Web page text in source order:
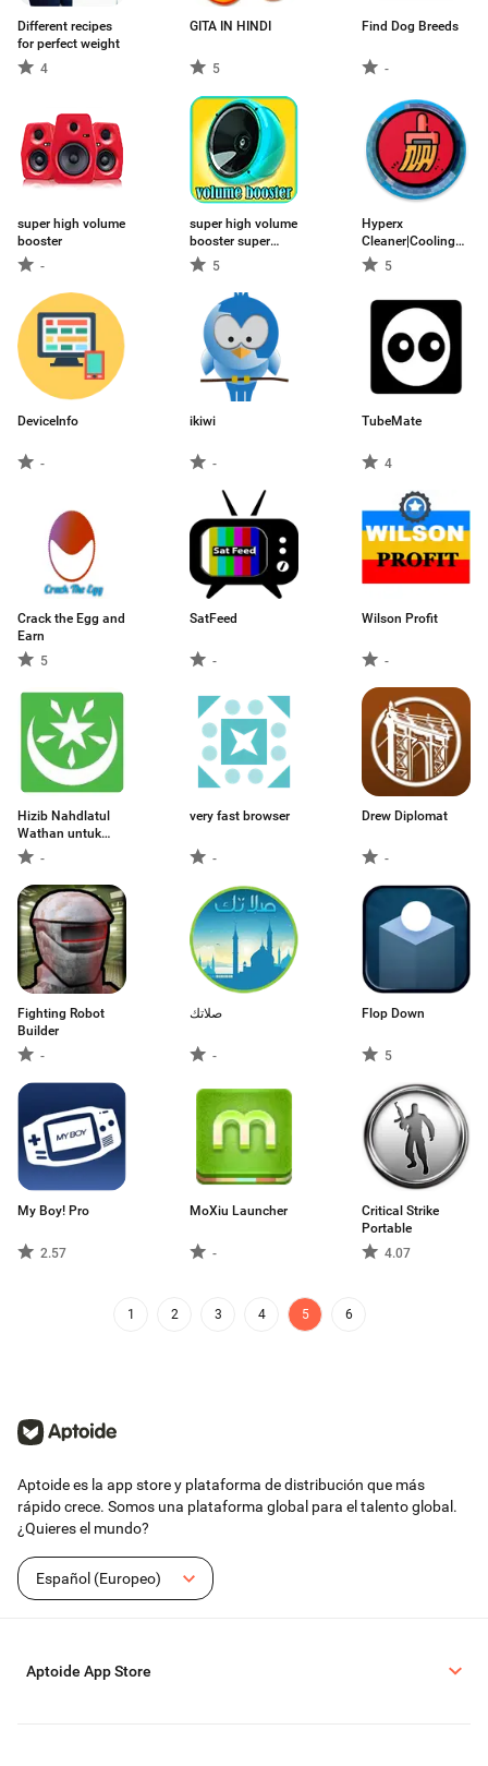
Different recipes
for perfect weight
4
GITA IN HINDI
5
Find Dog Breeds
-
super high volume
booster
-
super high volume
booster super
loud5
Hyperx
Cleaner|Cooling
Master
5
DeviceInfo
-
ikiwi
-
TubeMate
4
Crack the Egg and
Earn
5
SatFeed
-
Wilson Profit
-
Hizib Nahdlatul
Wathan untuk
Android
-
very fast browser
-
Drew Diplomat
-
Fighting Robot
Builder
-
صلاتك
-
Flop Down
5
My Boy! Pro
2.57
MoXiu Launcher
-
Critical Strike
Portable
4.07
1 2 3 4 5 6
Aptoide es la app store y plataforma de distribución que más
rápido crece. Somos una plataforma global para el talento global.
¿Quieres el mundo?
Español (Europeo)
Aptoide App Store